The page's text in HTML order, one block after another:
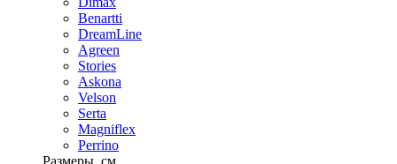
Benartti
DreamLine
Agreen
Stories
Askona
Velson
Serta
Magniflex
Perrino